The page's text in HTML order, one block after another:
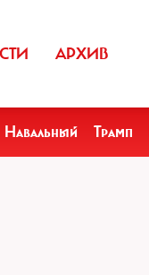
АРХИВ
Навальный Трамп